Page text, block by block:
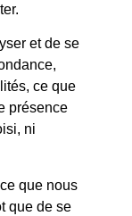
et de se
ce que
présence
ni
que nous
que de se